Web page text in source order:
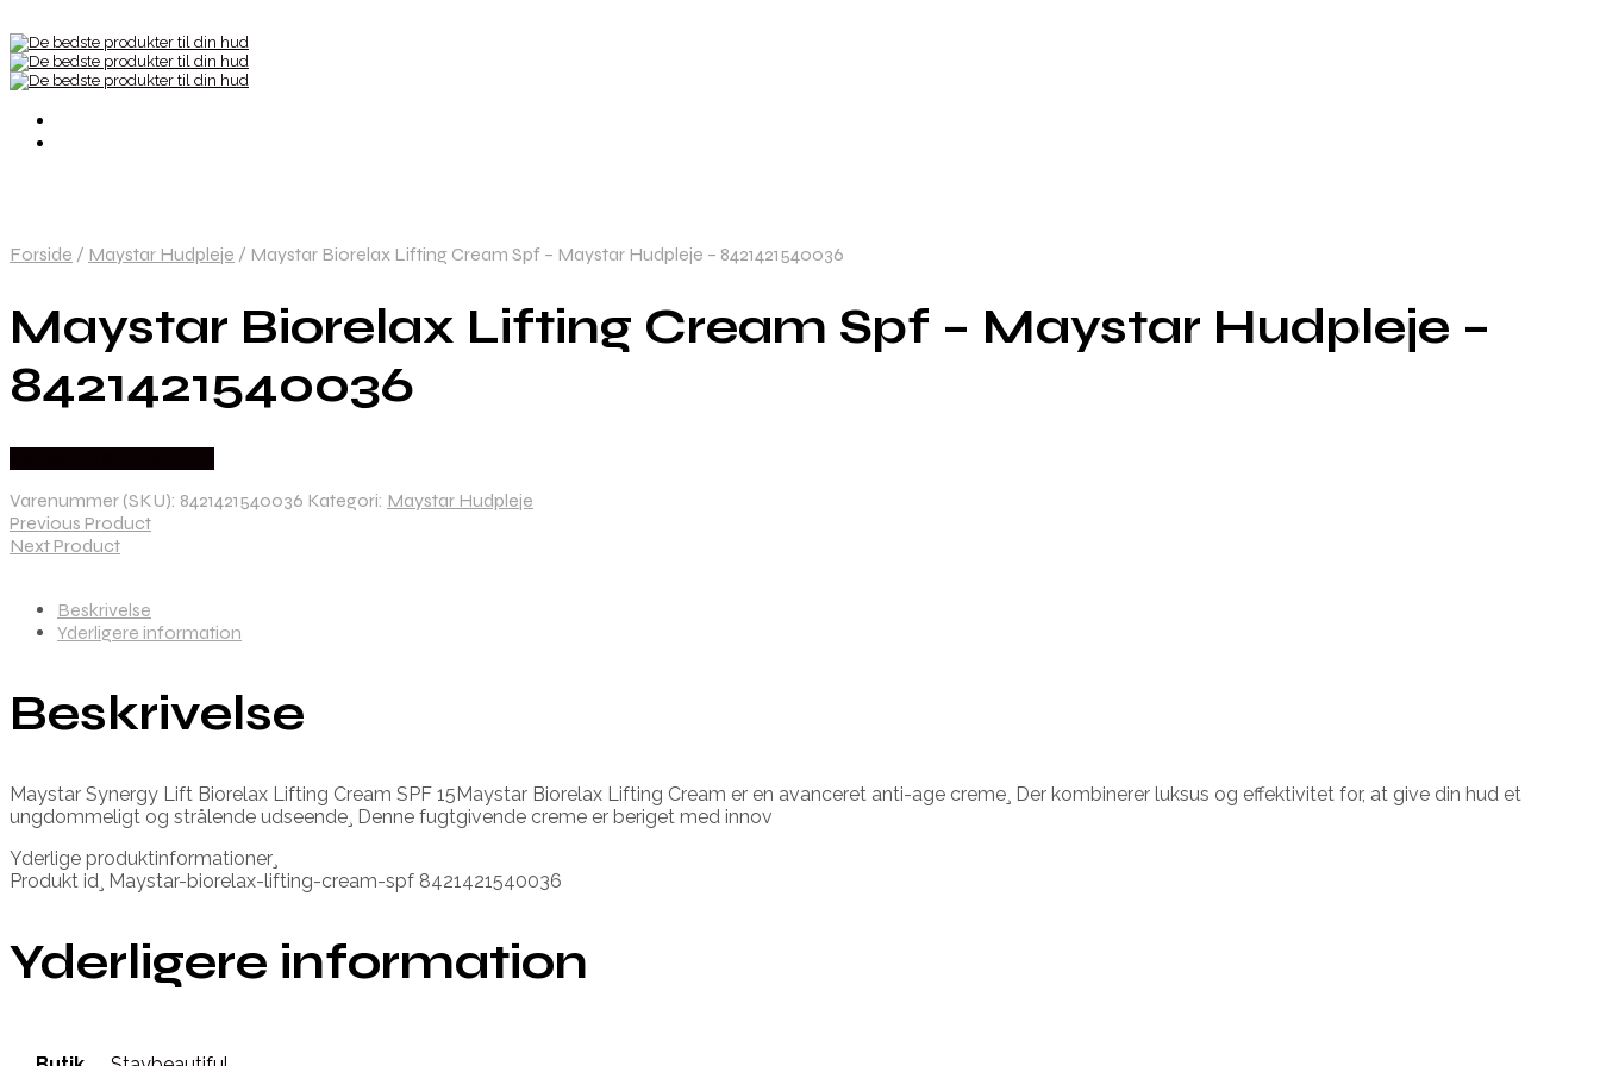
Forside / Maystar Hudpleje / Maystar Biorelax Lifting Cream Spf – Maystar Hudpleje – 8421421540036
Maystar Biorelax Lifting Cream Spf – Maystar Hudpleje –
8421421540036
Varenummer (SKU): 8421421540036 Kategori: Maystar Hudpleje
Previous Product
Next Product
Beskrivelse
Yderligere information
Beskrivelse
Maystar Synergy Lift Biorelax Lifting Cream SPF 15Maystar Biorelax Lifting Cream er en avanceret anti-age creme¸ Der kombinerer luksus og effektivitet for, at give din hud et
ungdommeligt og strålende udseende¸ Denne fugtgivende creme er beriget med innov
Yderlige produktinformationer¸
Produkt id¸ Maystar-biorelax-lifting-cream-spf 8421421540036
Yderligere information